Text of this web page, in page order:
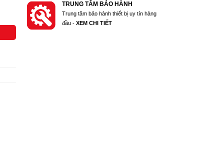
TRUNG TÂM BẢO HÀNH
Trung tâm bảo hành thiết bị uy tín hàng
đầu - XEM CHI TIẾT